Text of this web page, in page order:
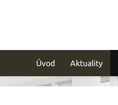
Úvod Aktuality